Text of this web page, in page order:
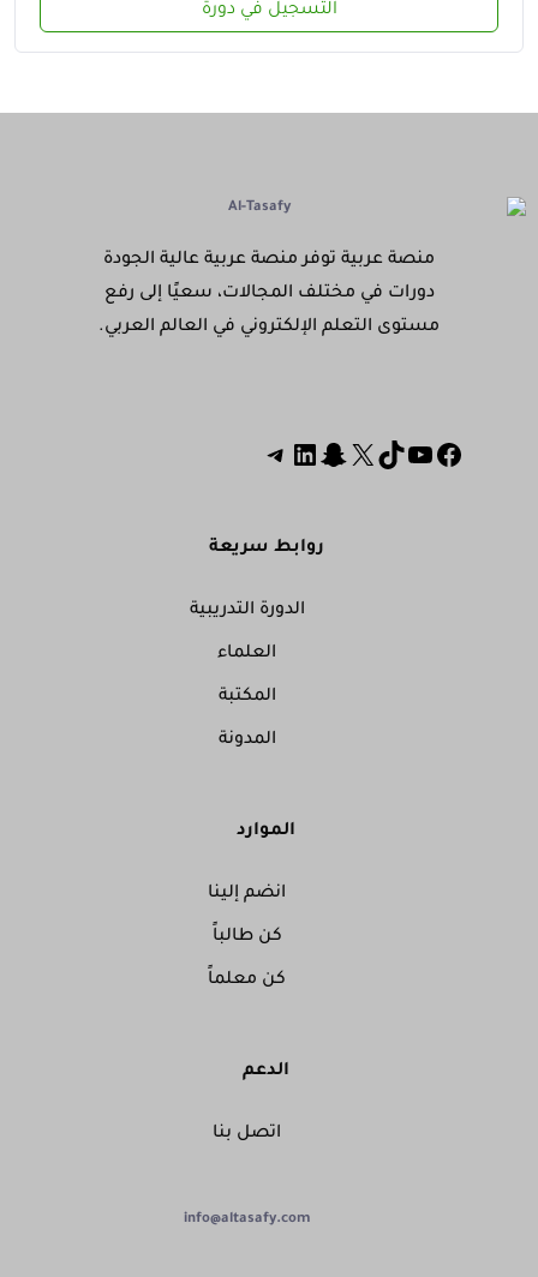
التسجيل في دورة
منصة عربية توفر منصة عربية عالية الجودة
دورات في مختلف المجالات، سعيًا إلى رفع
مستوى التعلم الإلكتروني في العالم العربي.
روابط سريعة
الدورة التدريبية
العلماء
المكتبة
المدونة
الموارد
انضم إلينا
كن طالباً
كن معلماً
الدعم
اتصل بنا
info@altasafy.com